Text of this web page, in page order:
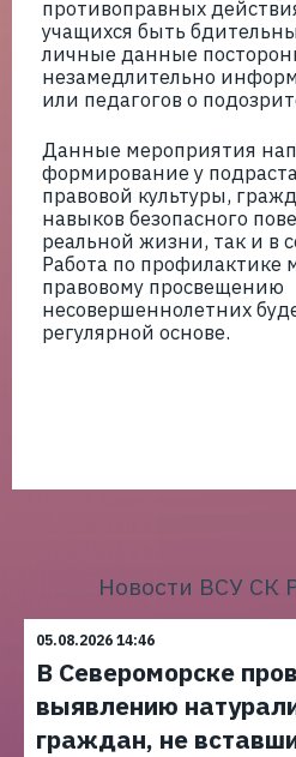
противоправных
учащихся быть
личные данные
незамедлительно
или педагогов о
Данные мероприятия
формирование у
правовой культуры,
навыков безопасного
реальной жизни, так и в
Работа по профилактике
правовому просвещению
несовершеннолетних
регулярной основе.
Новости ВСУ СК
05.08.2026 14:46
В Североморске
выявлению
граждан, не